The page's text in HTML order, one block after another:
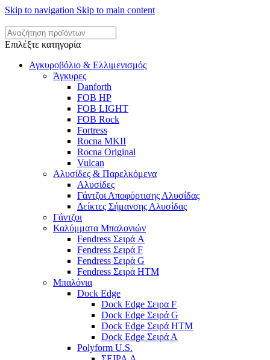
Skip to navigation Skip to main content
Επιλέξτε κατηγορία
Αγκυροβόλιο & Ελλιμενισμός
Άγκυρες
Danforth
FOB HP
FOB LIGHT
FOB Rock
Fortress
Rocna MKII
Rocna Original
Vulcan
Αλυσίδες & Παρελκόμενα
Αλυσίδες
Γάντζοι Αποφόρτισης Αλυσίδας
Δείκτες Σήμανσης Αλυσίδας
Γάντζοι
Καλύμματα Μπαλονιών
Fendress Σειρά A
Fendress Σειρά F
Fendress Σειρά G
Fendress Σειρά HTM
Μπαλόνια
Dock Edge
Dock Edge Σειρα F
Dock Edge Σειρά G
Dock Edge Σειρά HTM
Dock Edge Σειρά Α
Polyform U.S.